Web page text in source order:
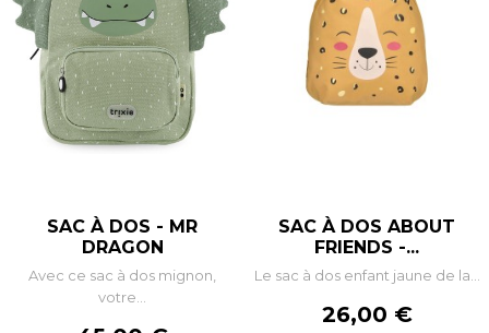
SAC À DOS - MR
DRAGON
Avec ce sac à dos mignon,
votre...
SAC À DOS ABOUT
FRIENDS -...
Le sac à dos enfant jaune de la...
Prix
26,00 €